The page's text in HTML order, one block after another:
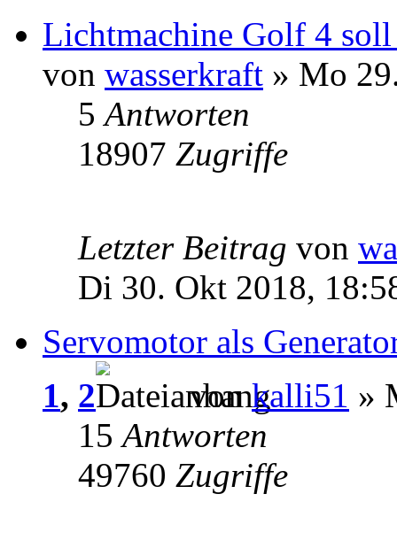
Lichtmachine Golf 4 soll
von wasserkraft » Mo
5Antworten
18907 Zugriffe
Letzter Beitrag von
Di 30. Okt 2018,
Servomotor als
1, 2 vonkalli51 »
15Antworten
49760 Zugriffe